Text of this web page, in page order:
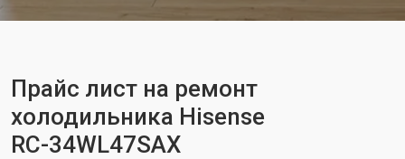
Прайс лист на ремонт
холодильника Hisense
RС-34WL47SAX